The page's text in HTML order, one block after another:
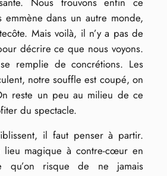
emmène dans un autre monde,
Mais voilà, il n’y a pas de
décrire ce que nous voyons.
remplie de concrétions. Les
notre souffle est coupé, on
reste un peu au milieu de ce
du spectacle.
il faut penser à partir.
lieu magique à contre-cœur en
qu’on risque de ne jamais